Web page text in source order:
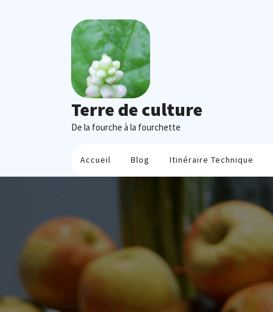
Terre de culture
De la fourche à la fourchette
Accueil Blog Itinéraire Technique